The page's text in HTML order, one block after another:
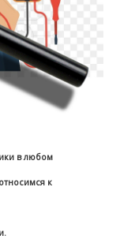
в любом
к